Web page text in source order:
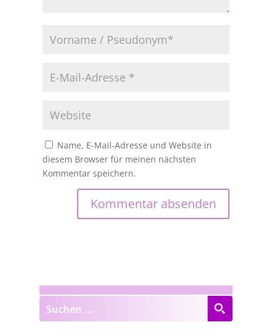
Name, E-Mail-Adresse und Website in
diesem Browser für meinen nächsten
Kommentar speichern.